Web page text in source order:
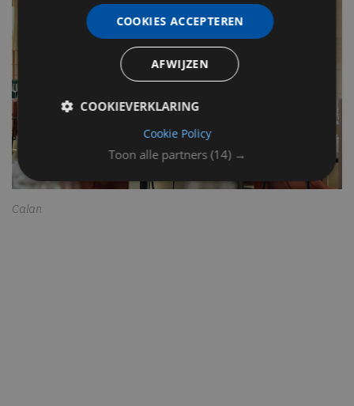
Calan
Toon alle partners (14) →
COOKIES ACCEPTEREN
AFWIJZEN
COOKIEVERKLARING
Cookie Policy